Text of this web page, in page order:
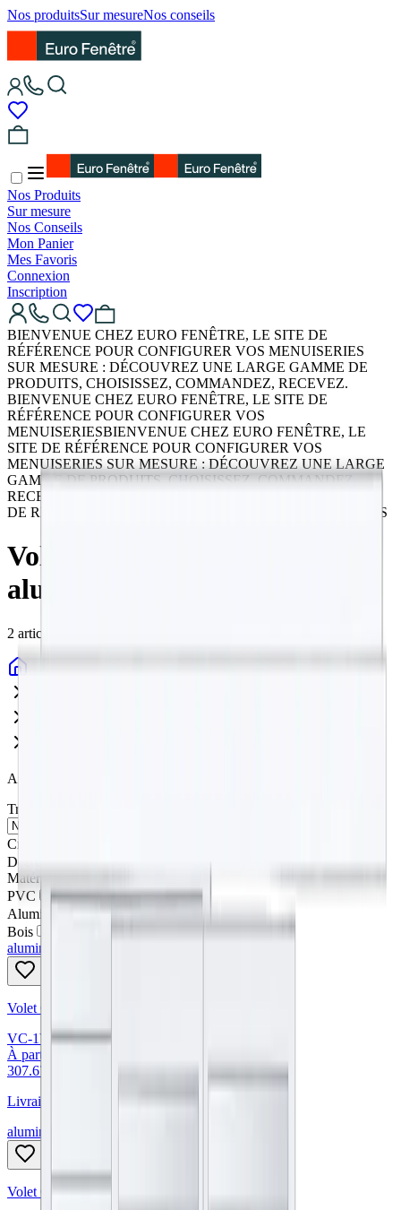
Nos produitsSur mesureNos conseils
Nos Produits
Sur mesure
Nos Conseils
Mon Panier
Mes Favoris
Connexion
Inscription
BIENVENUE CHEZ EURO FENÊTRE, LE SITE DE
RÉFÉRENCE POUR CONFIGURER VOS MENUISERIES
SUR MESURE : DÉCOUVREZ UNE LARGE GAMME DE
PRODUITS, CHOISISSEZ, COMMANDEZ, RECEVEZ.
BIENVENUE CHEZ EURO FENÊTRE, LE SITE DE
RÉFÉRENCE POUR CONFIGURER VOS
MENUISERIESBIENVENUE CHEZ EURO FENÊTRE, LE
SITE DE RÉFÉRENCE POUR CONFIGURER VOS
MENUISERIES SUR MESURE : DÉCOUVREZ UNE LARGE
GAMME DE PRODUITS, CHOISISSEZ, COMMANDEZ,
RECEVEZ. BIENVENUE CHEZ EURO FENÊTRE, LE SITE
DE RÉFÉRENCE POUR CONFIGURER VOS MENUISERIES
Volets Volets coulissants
aluminium
2 articles
Aidez-vous des pictogrammes pour filtrer nos produits
Trier par →
Croissant
Décroissant
Matériau :
PVC
Aluminium
Bois
aluminium
Volet Coulissant 1 Vantail
VC-1V
À partir de :
307.67 €
Livraison en
4 à 5 semaines
aluminium
Volet Coulissant 2 Vantaux